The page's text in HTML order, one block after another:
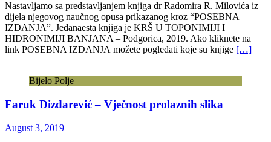
Nastavljamo sa predstavljanjem knjiga dr Radomira R. Milovića iz
dijela njegovog naučnog opusa prikazanog kroz “POSEBNA
IZDANJA”. Jedanaesta knjiga je KRŠ U TOPONIMIJI I
HIDRONIMIJI BANJANA – Podgorica, 2019. Ako kliknete na
link POSEBNA IZDANJA možete pogledati koje su knjige […]
Bijelo Polje
Faruk Dizdarević – Vječnost prolaznih slika
August 3, 2019